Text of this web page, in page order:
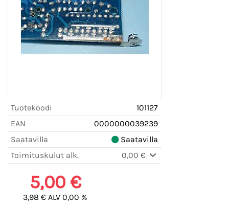
Tuotekoodi
101127
EAN
0000000039239
Saatavilla
Saatavilla
Toimituskulut alk.
0,00 €
5,00 €
3,98 € ALV 0,00 %